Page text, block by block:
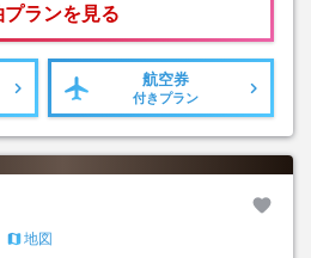
ランを見る
航空券
付きプラン
地図